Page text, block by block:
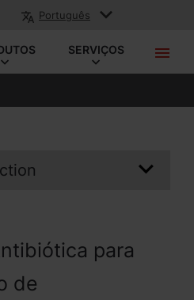
Português
SERVIÇOS
para
de